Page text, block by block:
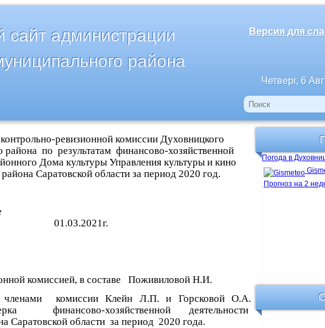
администрации
района
Версия для
Четверг, 6
ревизионной комиссии Духовницкого
района по результатам финансово-хозяйственной
Дома культуры Управления культуры и кино
Саратовской области за период 2020 год.
01.03.2021г.
комиссией, в составе Поживиловой Н.И.
членами комиссии Клейн Л.П. и Горсковой О.А.
финансово-хозяйственной деятельности
Саратовской области за период 2020 года.
Погода в
Прогноз на 2